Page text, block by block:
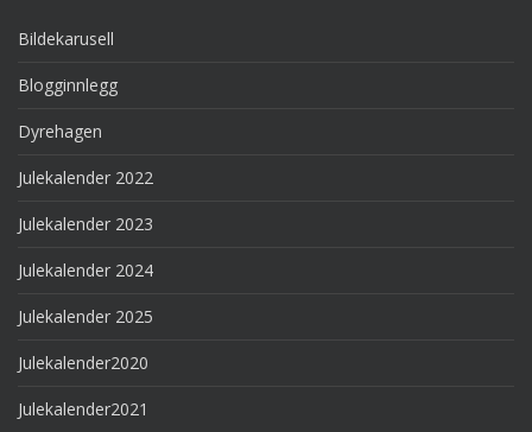
Bildekarusell
Blogginnlegg
Dyrehagen
Julekalender 2022
Julekalender 2023
Julekalender 2024
Julekalender 2025
Julekalender2020
Julekalender2021